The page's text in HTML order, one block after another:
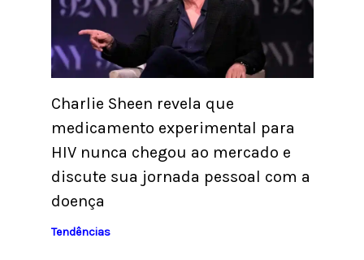
Charlie Sheen revela que
medicamento experimental para
HIV nunca chegou ao mercado e
discute sua jornada pessoal com a
doença
Tendências